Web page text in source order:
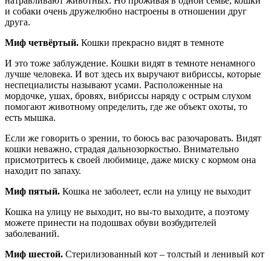
и собаки очень дружелюбно настроены в отношении друг
друга.
Миф четвёртый. Кошки прекрасно видят в темноте
И это тоже заблуждение. Кошки видят в темноте ненамного
лучше человека. И вот здесь их выручают вибриссы, которые
неспециалисты называют усами. Расположенные на
мордочке, ушах, бровях, вибриссы наряду с острым слухом
помогают животному определить, где же объект охоты, то
есть мышка.
Если же говорить о зрении, то боюсь вас разочаровать. Видят
кошки неважно, страдая дальнозоркостью. Внимательно
присмотритесь к своей любимице, даже миску с кормом она
находит по запаху.
Миф пятый. Кошка не заболеет, если на улицу не выходит
Кошка на улицу не выходит, но вы-то выходите, а поэтому
можете принести на подошвах обуви возбудителей
заболеваний.
Миф шестой. Стерилизованный кот – толстый и ленивый кот